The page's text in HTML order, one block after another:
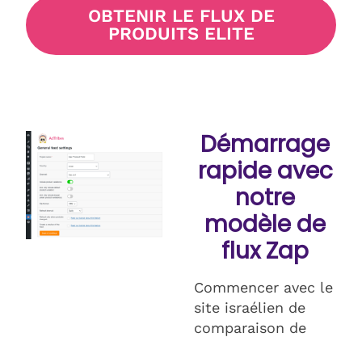
OBTENIR LE FLUX DE
PRODUITS ELITE
Démarrage
rapide avec
notre
modèle de
flux Zap
Commencer avec le
site israélien de
comparaison de